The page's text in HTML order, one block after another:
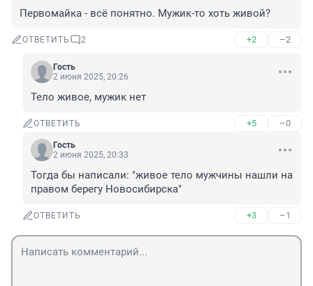
Первомайка - всё понятно. Мужик-то хоть живой?
ОТВЕТИТЬ 2 +2 –2
Гость
2 июня 2025, 20:26
Тело живое, мужик нет
ОТВЕТИТЬ +5 –0
Гость
2 июня 2025, 20:33
Тогда бы написали: "живое тело мужчины нашли на
правом берегу Новосибирска"
ОТВЕТИТЬ +3 –1